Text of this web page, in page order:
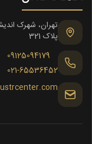
پلاک 321
09125094179
021-65536452